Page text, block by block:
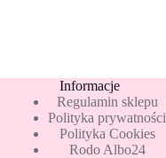
Informacje
Regulamin sklepu
Polityka prywatności
Polityka Cookies
Rodo Albo24